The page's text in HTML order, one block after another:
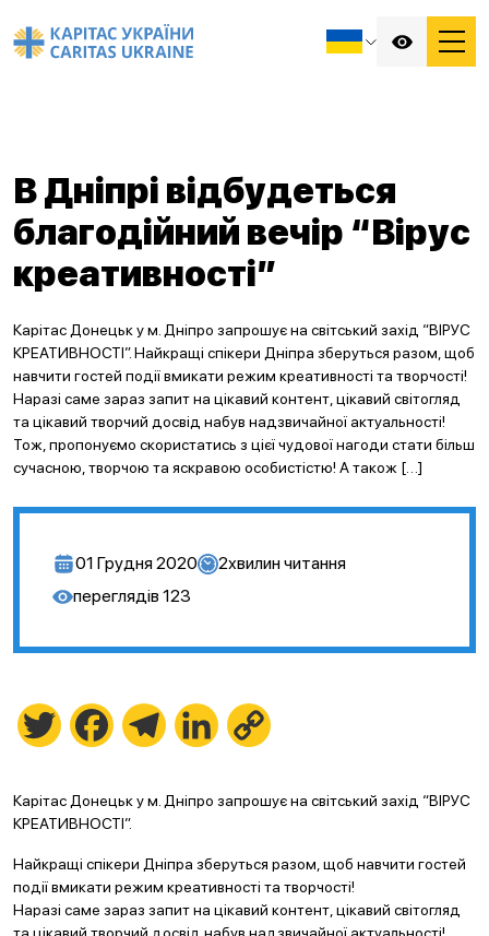
В Дніпрі відбудеться
благодійний вечір “Вірус
креативності”
Карітас Донецьк у м. Дніпро запрошує на світський захід “ВІРУС
КРЕАТИВНОСТІ”. Найкращі спікери Дніпра зберуться разом, щоб
навчити гостей події вмикати режим креативності та творчості!
Наразі саме зараз запит на цікавий контент, цікавий світогляд
та цікавий творчий досвід набув надзвичайної актуальності!
Тож, пропонуємо скористатись з цієї чудової нагоди стати більш
сучасною, творчою та яскравою особистістю! А також […]
01 Грудня 2020 2хвилин читання
переглядів 123
Twitter FacebookTelegramLinkedIn
Карітас Донецьк у м. Дніпро запрошує на світський захід “ВІРУС
КРЕАТИВНОСТІ”.
Найкращі спікери Дніпра зберуться разом, щоб навчити гостей
події вмикати режим креативності та творчості!
Наразі саме зараз запит на цікавий контент, цікавий світогляд